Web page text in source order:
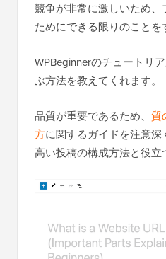
競争が非常に激しいため
ためにできる限りのことを
WPBeginnerのチュートリ
ぶ方法を教えてくれます。
品質が重要であるため、 質
方に関するガイドを注意
高い投稿の構成方法と役立